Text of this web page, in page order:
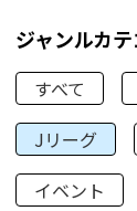
ジャンルカテ
すべて
Jリーグ
イベント